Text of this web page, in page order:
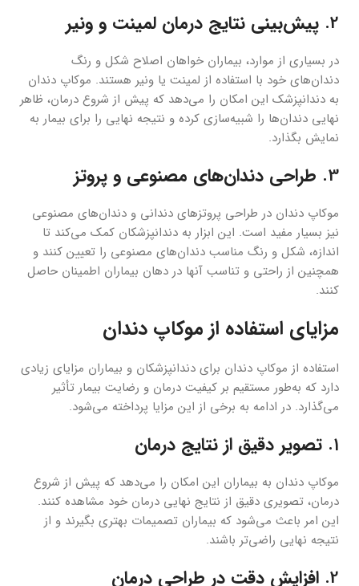
2. پیش‌بینی نتایج درمان لمینت و ونیر
در بسیاری از موارد، بیماران خواهان اصلاح شکل و رنگ
دندان‌های خود با استفاده از لمینت یا ونیر هستند. موکاپ دندان
به دندانپزشک این امکان را می‌دهد که پیش از شروع درمان، ظاهر
نهایی دندان‌ها را شبیه‌سازی کرده و نتیجه نهایی را برای بیمار به
نمایش بگذارد.
3. طراحی دندان‌های مصنوعی و پروتز
موکاپ دندان در طراحی پروتزهای دندانی و دندان‌های مصنوعی
نیز بسیار مفید است. این ابزار به دندانپزشکان کمک می‌کند تا
اندازه، شکل و رنگ مناسب دندان‌های مصنوعی را تعیین کنند و
همچنین از راحتی و تناسب آنها در دهان بیماران اطمینان حاصل
کنند.
مزایای استفاده از موکاپ دندان
استفاده از موکاپ دندان برای دندانپزشکان و بیماران مزایای زیادی
دارد که به‌طور مستقیم بر کیفیت درمان و رضایت بیمار تأثیر
می‌گذارد. در ادامه به برخی از این مزایا پرداخته می‌شود.
1. تصویر دقیق از نتایج درمان
موکاپ دندان به بیماران این امکان را می‌دهد که پیش از شروع
درمان، تصویری دقیق از نتایج نهایی درمان خود مشاهده کنند.
این امر باعث می‌شود که بیماران تصمیمات بهتری بگیرند و از
نتیجه نهایی راضی‌تر باشند.
2. افزایش دقت در طراحی درمان